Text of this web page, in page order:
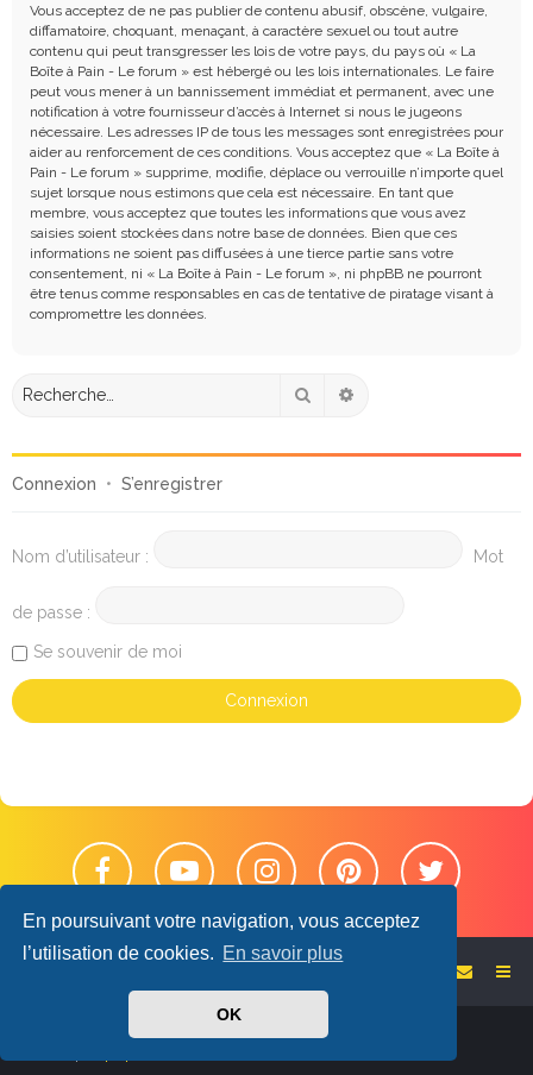
En poursuivant votre navigation, vous acceptez
l’utilisation de cookies. En savoir plus
OK
Vous acceptez de ne pas publier de contenu abusif, obscène, vulgaire,
diffamatoire, choquant, menaçant, à caractère sexuel ou tout autre
contenu qui peut transgresser les lois de votre pays, du pays où « La
Boîte à Pain - Le forum » est hébergé ou les lois internationales. Le faire
peut vous mener à un bannissement immédiat et permanent, avec une
notification à votre fournisseur d’accès à Internet si nous le jugeons
nécessaire. Les adresses IP de tous les messages sont enregistrées pour
aider au renforcement de ces conditions. Vous acceptez que « La Boîte à
Pain - Le forum » supprime, modifie, déplace ou verrouille n’importe quel
sujet lorsque nous estimons que cela est nécessaire. En tant que
membre, vous acceptez que toutes les informations que vous avez
saisies soient stockées dans notre base de données. Bien que ces
informations ne soient pas diffusées à une tierce partie sans votre
consentement, ni « La Boîte à Pain - Le forum », ni phpBB ne pourront
être tenus comme responsables en cas de tentative de piratage visant à
compromettre les données.
Rechercher
Connexion • S’enregistrer
Nom d’utilisateur : Mot
de passe :
Se souvenir de moi
phpBB
PlanetStyles